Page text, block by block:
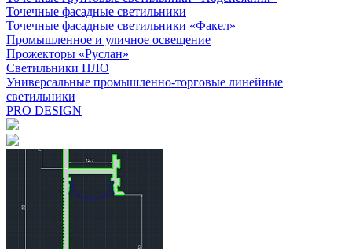
Точечные фасадные светильники
Точечные фасадные светильники «Факел»
Промышленное и уличное освещение
Прожекторы «Руслан»
Светильники НЛО
Универсальные промышленно-торговые линейные
светильники
PRO DESIGN